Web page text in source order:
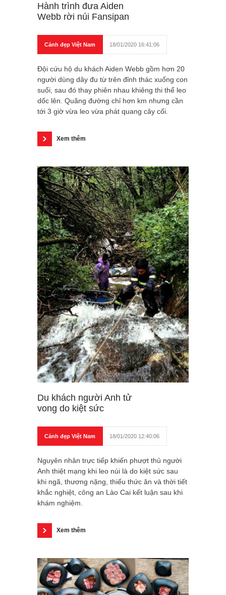
Hành trình đưa Aiden
Webb rời núi Fansipan
Cảnh đẹp Việt Nam 18/01/2020 16:41:06
Đội cứu hộ du khách Aiden Webb gồm hơn 20
người dùng dây đu từ trên đỉnh thác xuống con
suối, sau đó thay phiên nhau khiêng thi thể leo
dốc lên. Quãng đường chỉ hơn km nhưng cần
tới 3 giờ vừa leo vừa phát quang cây cối.
Xem thêm
Du khách người Anh tử
vong do kiệt sức
Cảnh đẹp Việt Nam 18/01/2020 12:40:06
Nguyên nhân trực tiếp khiến phượt thủ người
Anh thiệt mạng khi leo núi là do kiệt sức sau
khi ngã, thương nặng, thiếu thức ăn và thời tiết
khắc nghiệt, công an Lào Cai kết luận sau khi
khám nghiệm.
Xem thêm